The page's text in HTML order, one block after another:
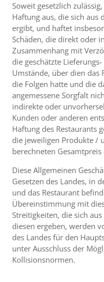
Soweit gesetzlich
Haftung aus, die sich aus
ergibt, und haftet
Schäden, die direkt oder
Zusammenhang mit
die geschätzte
Umstände, über dien das
die Folgen hatte und die
angemessene Sorgfalt
indirekte oder
Kunden oder anderen
Haftung des Restaurants
die jeweiligen Produkte /
berechneten
Diese Allgemeinen
Gesetzen des Landes, in
und das Restaurant
Übereinstimmung mit
Streitigkeiten, die sich
diesen ergeben, werden
des Landes für den
unter Ausschluss der
Kollisionsnormen.